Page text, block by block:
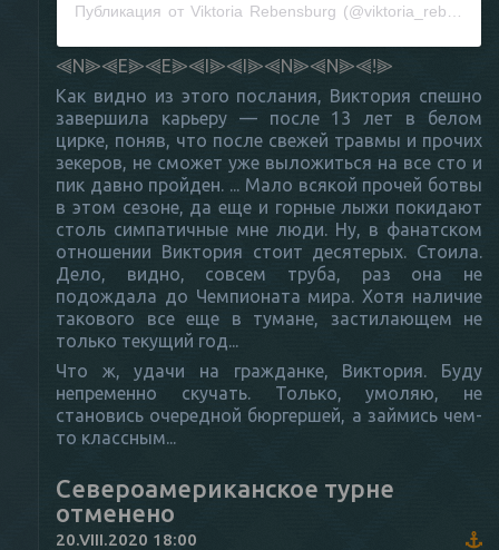
Публикация от Viktoria Rebensburg (@viktoria_rebensburg)
⫷N⫸⫷E⫸⫷E⫸⫷I⫸⫷I⫸⫷N⫸⫷N⫸⫷!⫸⁣⁣
Как видно из этого послания, Виктория спешно
завершила карьеру — после 13 лет в белом
цирке, поняв, что после свежей травмы и прочих
зекеров, не сможет уже выложиться на все сто и
пик давно пройден. ... Мало всякой прочей ботвы
в этом сезоне, да еще и горные лыжи покидают
столь симпатичные мне люди. Ну, в фанатском
отношении Виктория стоит десятерых. Стоила.
Дело, видно, совсем труба, раз она не
подождала до Чемпионата мира. Хотя наличие
такового все еще в тумане, застилающем не
только текущий год...
Что ж, удачи на гражданке, Виктория. Буду
непременно скучать. Только, умоляю, не
становись очередной бюргершей, а займись чем-
то классным...
Североамериканское турне
отменено
20.VIII.2020 18:00